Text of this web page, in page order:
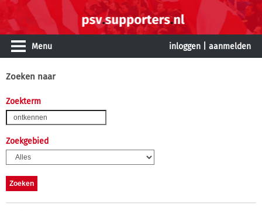
Menu inloggen aanmelden
Zoeken naar
Zoekterm
Zoekgebied